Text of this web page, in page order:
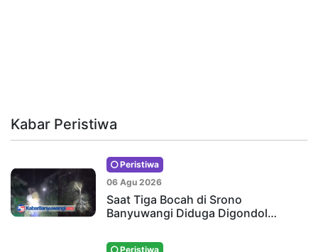
Kabar Peristiwa
Peristiwa
06 Agu 2026
Saat Tiga Bocah di Srono
Banyuwangi Diduga Digondol…
Peristiwa